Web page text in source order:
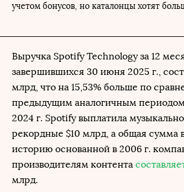
учетом бонусов, но каталонцы хотят
Выручка Spotify Technology за 12
завершившихся 30 июня 2025 г.,
млрд, что на 15,53% больше по
предыдущим аналогичным
2024 г. Spotify выплатила
рекордные $10 млрд, а общая сумма
историю основанной в 2006 г.
производителям контента
млрд.